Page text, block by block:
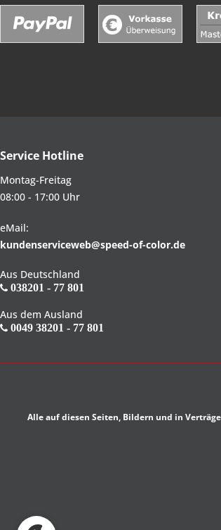
Service Hotline
Montag-Freitag
08:00 - 17:00 Uhr
eMail:
kundenserviceweb@speed-of-color.de
Aus Deutschland
038201 - 77 801
Aus dem Ausland
0049 38201 - 77 801
Alle auf diesen Seiten, Bildern und in